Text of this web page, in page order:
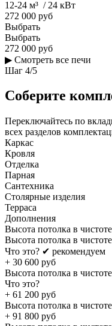
12-24 м³ / 24 кВт
272 000 руб
Выбрать
Выбрать
272 000 руб
▶ Смотреть все печи
Шаг 4/5
Соберите
Переключайтесь по
всех разделов
Каркас
Кровля
Отделка
Парная
Сантехника
Столярные изделия
Терраса
Дополнения
Высота потолка в
Высота потолка в
Что это? ✔ рекомендуем
+ 30 600 руб
Высота потолка в
Что это?
+ 61 200 руб
Высота потолка в
+ 91 800 руб